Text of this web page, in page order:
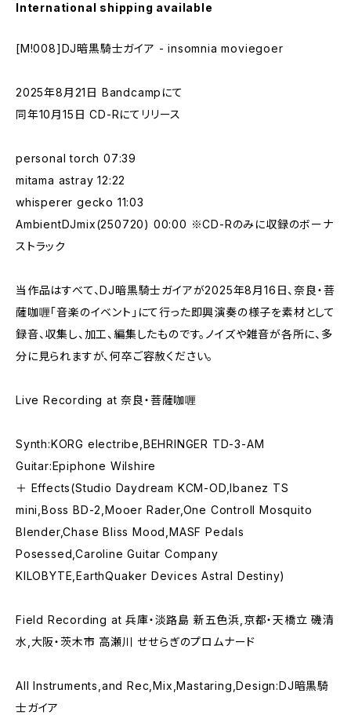
International shipping available
[M!008]DJ暗黒騎士ガイア - insomnia moviegoer
2025年8月21日 Bandcampにて
同年10月15日 CD-Rにてリリース
personal torch 07:39
mitama astray 12:22
whisperer gecko 11:03
AmbientDJmix(250720) 00:00 ※CD-Rのみに収録のボーナ
ストラック
当作品はすべて、DJ暗黒騎士ガイアが2025年8月16日、奈良・菩
薩咖喱「音楽のイベント」にて行った即興演奏の様子を素材として
録音、収集し、加工、編集したものです。ノイズや雑音が各所に、多
分に見られますが、何卒ご容赦ください。
Live Recording at 奈良・菩薩咖喱
Synth:KORG electribe,BEHRINGER TD-3-AM
Guitar:Epiphone Wilshire
＋ Effects(Studio Daydream KCM-OD,Ibanez TS
mini,Boss BD-2,Mooer Rader,One Controll Mosquito
Blender,Chase Bliss Mood,MASF Pedals
Posessed,Caroline Guitar Company
KILOBYTE,EarthQuaker Devices Astral Destiny)
Field Recording at 兵庫・淡路島 新五色浜,京都・天橋立 磯清
水,大阪・茨木市 高瀬川 せせらぎのプロムナード
All Instruments,and Rec,Mix,Mastaring,Design:DJ暗黒騎
士ガイア